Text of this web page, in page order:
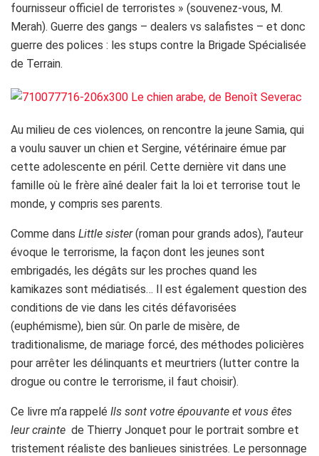
fournisseur officiel de terroristes » (souvenez-vous, M.
Merah). Guerre des gangs – dealers vs salafistes – et donc
guerre des polices : les stups contre la Brigade Spécialisée
de Terrain.
Au milieu de ces violences, on rencontre la jeune Samia, qui
a voulu sauver un chien et Sergine, vétérinaire émue par
cette adolescente en péril. Cette dernière vit dans une
famille où le frère aîné dealer fait la loi et terrorise tout le
monde, y compris ses parents.
Comme dans Little sister(roman pour grands ados), l’auteur
évoque le terrorisme, la façon dont les jeunes sont
embrigadés, les dégâts sur les proches quand les
kamikazes sont médiatisés… Il est également question des
conditions de vie dans les cités défavorisées
(euphémisme), bien sûr. On parle de misère, de
traditionalisme, de mariage forcé, des méthodes policières
pour arrêter les délinquants et meurtriers (lutter contre la
drogue ou contre le terrorisme, il faut choisir).
Ce livre m’a rappelé Ils sont votre épouvante et vous êtes
leur crainte de Thierry Jonquet pour le portrait sombre et
tristement réaliste des banlieues sinistrées. Le personnage